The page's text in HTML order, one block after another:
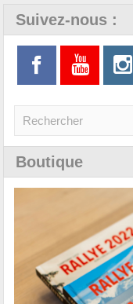
Suivez-nous :
Boutique